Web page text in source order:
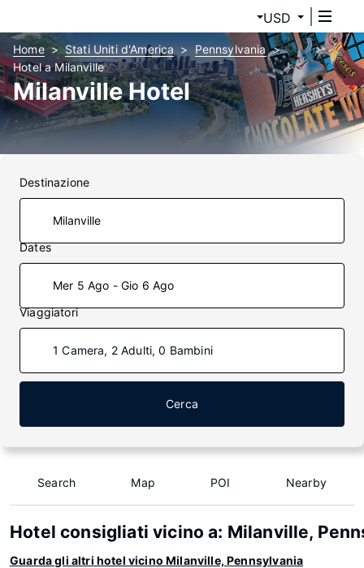
USD
Home Stati Uniti d'America
Pennsylvania
Hotel a Milanville
Milanville Hotel
Destinazione
Dates
Mer 5 Ago - Gio 6 Ago
Viaggiatori
1 Camera, 2 Adulti, 0 Bambini
Cerca
Search Map POI Nearby
Hotel consigliati vicino a: Milanville,
Guarda gli altri hotel vicino Milanville, Pennsylvania